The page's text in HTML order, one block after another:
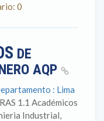
0
DE
AQP
: Lima
1.1 Académicos
Industrial,